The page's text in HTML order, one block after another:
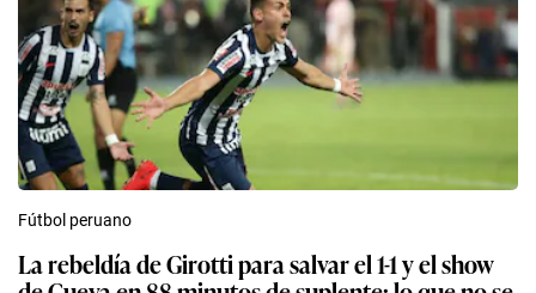
Fútbol peruano
La rebeldía de Girotti para salvar el 1-1 y el show